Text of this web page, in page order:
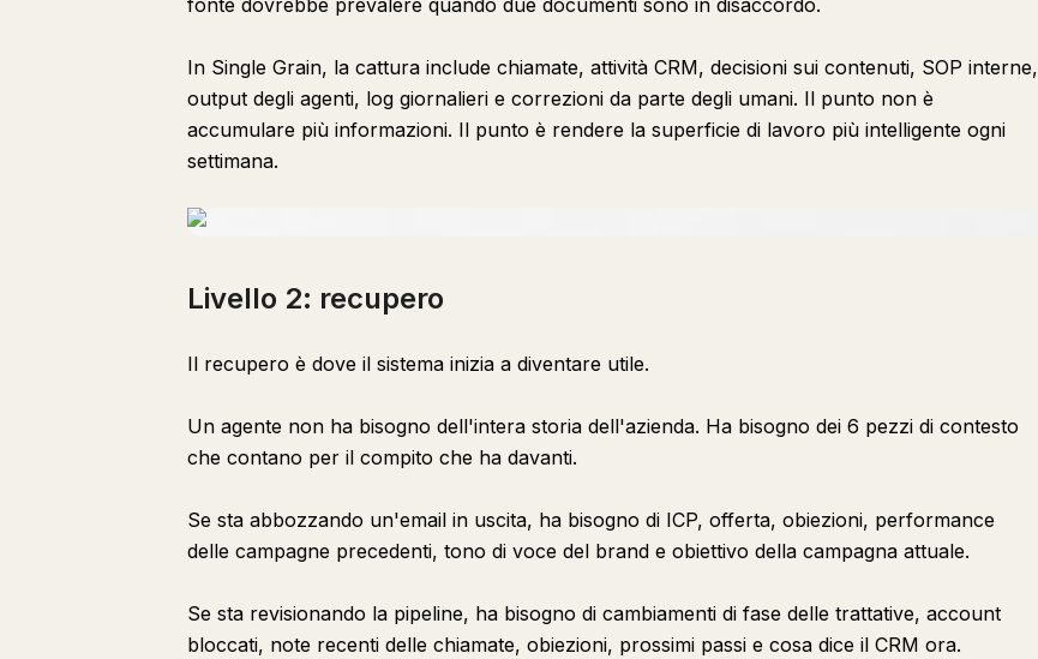
fonte dovrebbe prevalere quando due documenti sono in disaccordo.
In Single Grain, la cattura include chiamate, attività CRM, decisioni sui contenuti, SOP interne,
output degli agenti, log giornalieri e correzioni da parte degli umani. Il punto non è
accumulare più informazioni. Il punto è rendere la superficie di lavoro più intelligente ogni
settimana.
Livello 2: recupero
Il recupero è dove il sistema inizia a diventare utile.
Un agente non ha bisogno dell'intera storia dell'azienda. Ha bisogno dei 6 pezzi di contesto
che contano per il compito che ha davanti.
Se sta abbozzando un'email in uscita, ha bisogno di ICP, offerta, obiezioni, performance
delle campagne precedenti, tono di voce del brand e obiettivo della campagna attuale.
Se sta revisionando la pipeline, ha bisogno di cambiamenti di fase delle trattative, account
bloccati, note recenti delle chiamate, obiezioni, prossimi passi e cosa dice il CRM ora.